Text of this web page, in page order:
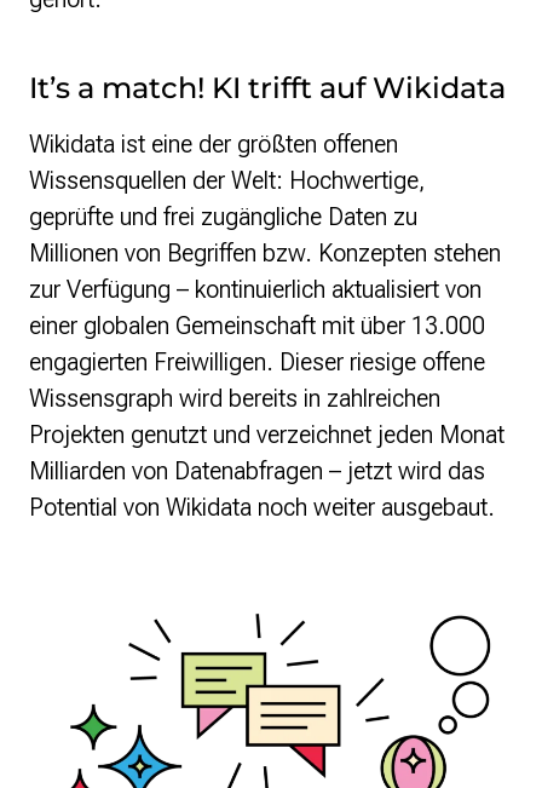
It’s a match! KI trifft auf Wikidata
Wikidata ist eine der größten offenen
Wissensquellen der Welt: Hochwertige,
geprüfte und frei zugängliche Daten zu
Millionen von Begriffen bzw. Konzepten stehen
zur Verfügung – kontinuierlich aktualisiert von
einer globalen Gemeinschaft mit über 13.000
engagierten Freiwilligen. Dieser riesige offene
Wissensgraph wird bereits in zahlreichen
Projekten genutzt und verzeichnet jeden Monat
Milliarden von Datenabfragen – jetzt wird das
Potential von Wikidata noch weiter ausgebaut.